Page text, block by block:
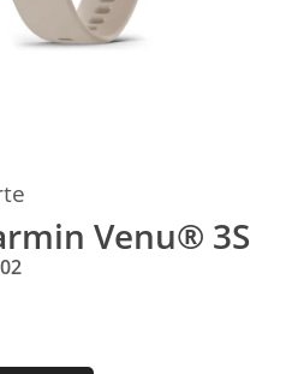
Venu® 3S